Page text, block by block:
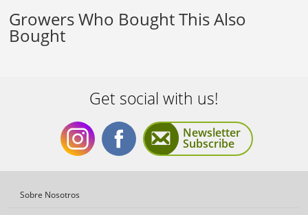
Growers Who Bought This Also
Bought
Get social with us!
GetGet
Newsletter
Subscribe
Sobre Nosotros